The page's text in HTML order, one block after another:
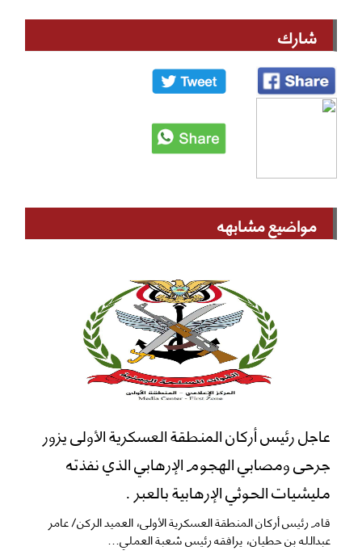
شارك
مواضيع مشابهه
عاجل رئيس أركان المنطقة العسكرية الأولى يزور
جرحى ومصابي الهجوم الإرهابي الذي نفذته
مليشيات الحوثي الإرهابية بالعبر .
قام رئيس أركان المنطقة العسكرية الأولى، العميد الركن/ عامر
عبدالله بن حطيان، يرافقه رئيس شعبة العملي...